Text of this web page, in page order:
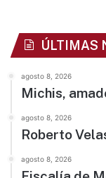
ÚLTIMAS
agosto 8, 2026
Michis,
agosto 8, 2026
Roberto
agosto 8, 2026